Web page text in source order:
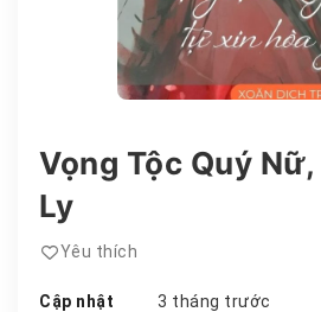
Vọng Tộc Quý
Ly
Yêu thích
Cập nhật
3 tháng trước